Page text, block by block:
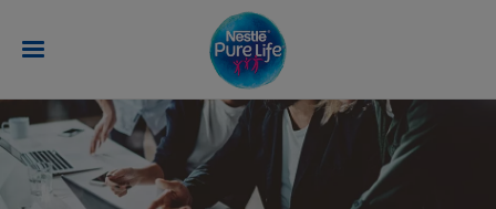
تجاوز إلى المحتوى الرئيسي